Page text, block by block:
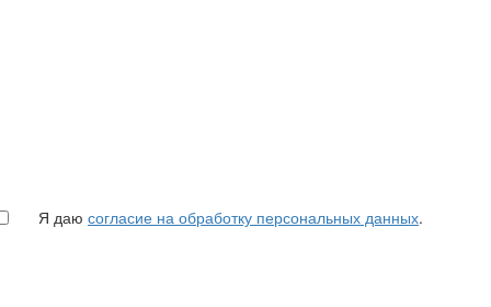
Я даю согласие на обработку персональных данных.